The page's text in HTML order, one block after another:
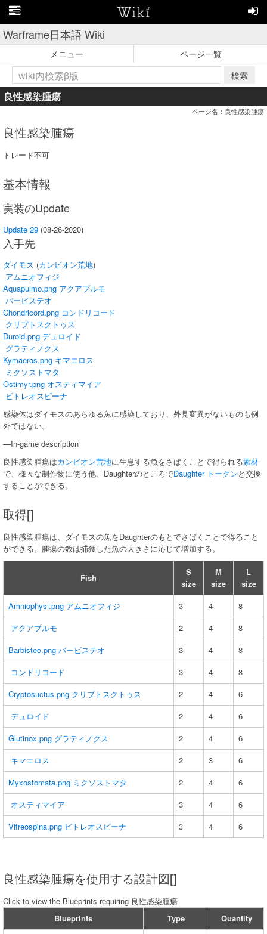
Warframe日本語 Wiki
メニュー
ページ一覧
検索
良性感染腫瘍
ページ名：良性感染腫瘍
良性感染腫瘍
トレード不可
基本情報
実装のUpdate
Update 29 (08-26-2020)
入手先
ダイモス (カンビオン荒地)
アムニオフィジ
Aquapulmo.png アクアプルモ
バービステオ
Chondricord.png コンドリコード
クリプトスクトゥス
Duroid.png デュロイド
グラティノクス
Kymaeros.png キマエロス
ミクソストマタ
Ostimyr.png オスティマイア
ビトレオスピーナ
感染体はダイモスのあらゆる魚に感染しており、外見変異がないものも例
外ではない。
—In-game description
良性感染腫瘍はカンビオン荒地に生息する魚をさばくことで得られる素材
で、様々な制作物に使う他、DaughterのところでDaughter トークンと交換
することができる。
取得[]
良性感染腫瘍は、ダイモスの魚をDaughterのもとでさばくことで得ること
ができる。腫瘍の数は捕獲した魚の大きさに応じて増加する。
Fish
S
size
M
size
L
size
Amniophysi.png アムニオフィジ 3 4
8
アクアプルモ
2 4
8
Barbisteo.png バービステオ 3 4
8
コンドリコード
3 4
8
Cryptosuctus.png クリプトスクトゥス 2 4
6
デュロイド
2 4
6
Glutinox.png グラティノクス 2 4
6
キマエロス
2 3
6
Myxostomata.png ミクソストマタ 2 4
6
オスティマイア
3 4
6
Vitreospina.png ビトレオスピーナ 3 4 6
良性感染腫瘍を使用する設計図[]
Click to view the Blueprints requiring 良性感染腫瘍
Blueprints
Type
Quantity